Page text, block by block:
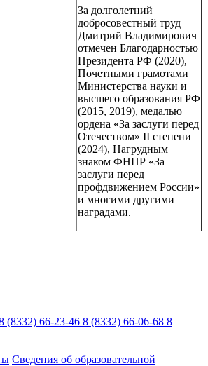
За долголетний
добросовестный труд
Дмитрий Владимирович
отмечен Благодарностью
Президента РФ (2020),
Почетными грамотами
Министерства науки и
высшего образования РФ
(2015, 2019), медалью
ордена «За заслуги перед
Отечеством» II степени
(2024), Нагрудным
знаком ФНПР «За
заслуги перед
профдвижением России»
и многими другими
наградами.
(8332) 66-23-46 8 (8332) 66-06-68 8
Сведения об образовательной